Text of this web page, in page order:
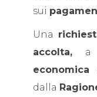
sui
Una
accolta, a
dalla